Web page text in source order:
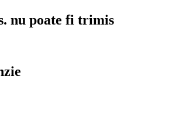
nu poate fi trimis